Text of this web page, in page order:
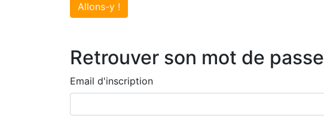
Allons-y !
Retrouver son mot de passe
Email d'inscription